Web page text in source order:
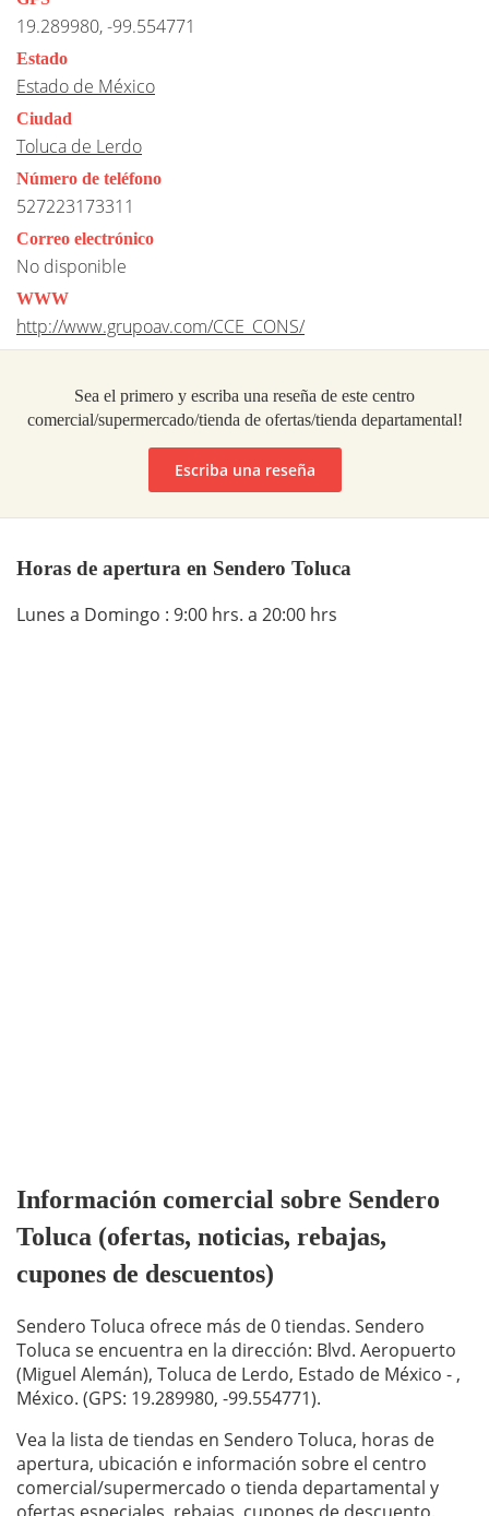
19.289980, -99.554771
Estado
Estado de México
Ciudad
Toluca de Lerdo
Número de teléfono
527223173311
Correo electrónico
No disponible
WWW
http://www.grupoav.com/CCE_CONS/
Sea el primero y escriba una reseña de este centro
comercial/supermercado/tienda de ofertas/tienda departamental!
Escriba una reseña
Horas de apertura en Sendero Toluca
Lunes a Domingo : 9:00 hrs. a 20:00 hrs
Información comercial sobre Sendero
Toluca (ofertas, noticias, rebajas,
cupones de descuentos)
Sendero Toluca ofrece más de 0 tiendas. Sendero
Toluca se encuentra en la dirección: Blvd. Aeropuerto
(Miguel Alemán), Toluca de Lerdo, Estado de México - ,
México. (GPS: 19.289980, -99.554771).
Vea la lista de tiendas en Sendero Toluca, horas de
apertura, ubicación e información sobre el centro
comercial/supermercado o tienda departamental y